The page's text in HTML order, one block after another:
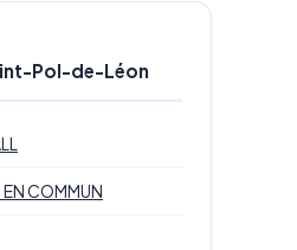
Pol-de-Léon
COMMUN